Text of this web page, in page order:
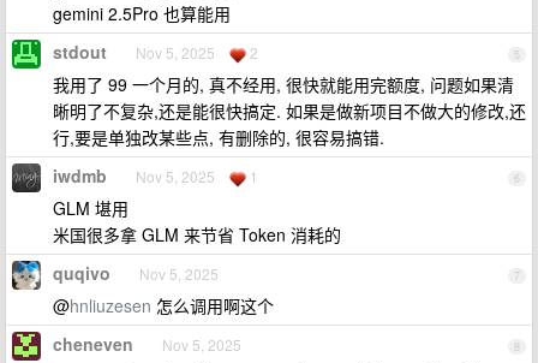
gemini 2.5Pro 也算能用
5
stdout Nov 5, 2025 2
我用了 99 一个月的, 真不经用, 很快就能用完额度, 问题如果清
晰明了不复杂,还是能很快搞定. 如果是做新项目不做大的修改,还
行,要是单独改某些点, 有删除的, 很容易搞错.
6
iwdmb Nov 5, 2025 1
GLM 堪用
米国很多拿 GLM 来节省 Token 消耗的
7
quqivo Nov 5, 2025
@hnliuzesen 怎么调用啊这个
8
cheneven Nov 5, 2025